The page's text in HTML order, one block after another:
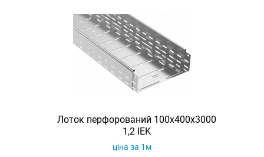
Лоток перфорований 100х400х3000
1,2 IEK
ціна за 1м